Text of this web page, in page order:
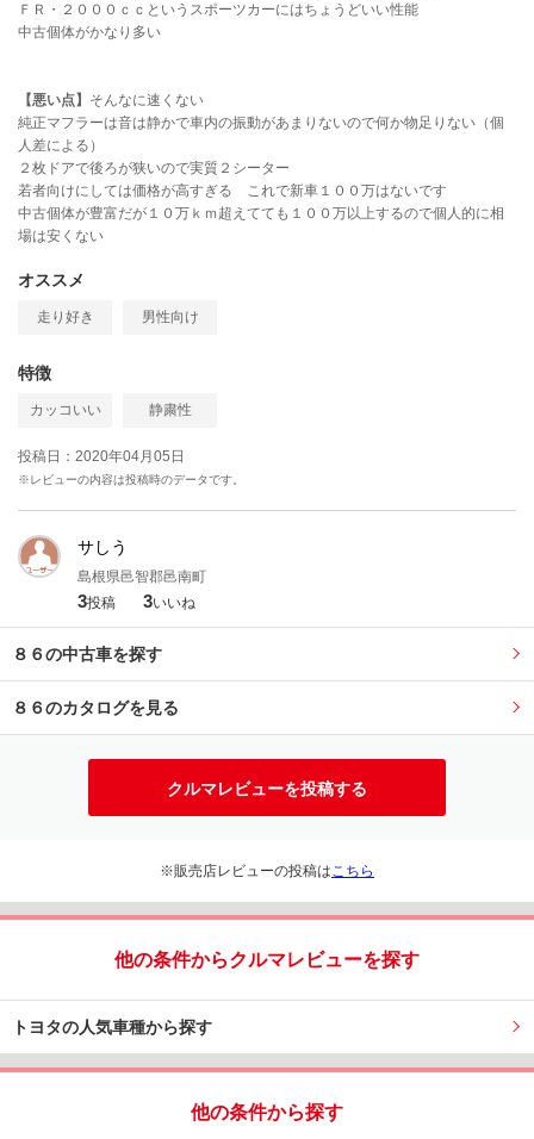
ＦＲ・２０００ｃｃというスポーツカーにはちょうどいい性能
中古個体がかなり多い
【悪い点】 そんなに速くない
純正マフラーは音は静かで車内の振動があまりないので何か物足りない（個
人差による）
２枚ドアで後ろが狭いので実質２シーター
若者向けにしては価格が高すぎる これで新車１００万はないです
中古個体が豊富だが１０万ｋｍ超えてても１００万以上するので個人的に相
場は安くない
オススメ
走り好き 男性向け
特徴
カッコいい 静粛性
投稿日：2020年04月05日
※レビューの内容は投稿時のデータです。
サしう
島根県邑智郡邑南町
3投稿 3いいね
８６の中古車を探す
８６のカタログを見る
クルマレビューを投稿する
※販売店レビューの投稿は こちら
他の条件からクルマレビューを探す
トヨタの人気車種から探す
他の条件から探す